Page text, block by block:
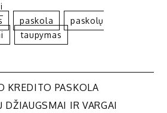
Paskola
Paskolų
Taupymas
KREDITO PASKOLA
DŽIAUGSMAI IR VARGAI